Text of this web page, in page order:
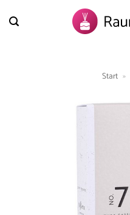
Inhalt
Start »